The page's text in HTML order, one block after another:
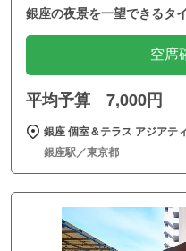
銀座の夜景を一望できるタ
空席
平均予算 7,000円
銀座 個室＆テラス アジアテ
銀座駅／東京都